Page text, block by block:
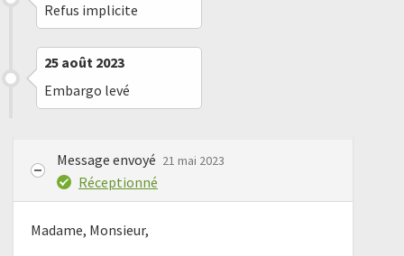
Refus implicite
25 août 2023
Embargo levé
Message envoyé 21 mai 2023
Réceptionné
Madame, Monsieur,